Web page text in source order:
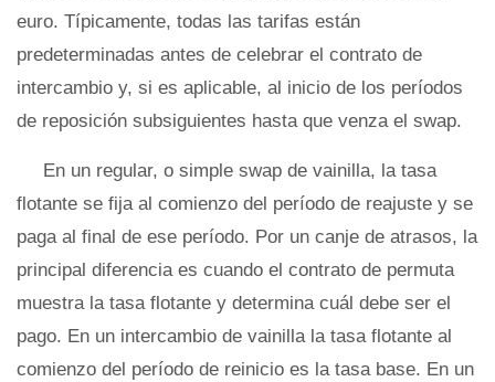
euro. Típicamente, todas las tarifas están
predeterminadas antes de celebrar el contrato de
intercambio y, si es aplicable, al inicio de los períodos
de reposición subsiguientes hasta que venza el swap.
En un regular, o simple swap de vainilla, la tasa
flotante se fija al comienzo del período de reajuste y se
paga al final de ese período. Por un canje de atrasos, la
principal diferencia es cuando el contrato de permuta
muestra la tasa flotante y determina cuál debe ser el
pago. En un intercambio de vainilla la tasa flotante al
comienzo del período de reinicio es la tasa base. En un